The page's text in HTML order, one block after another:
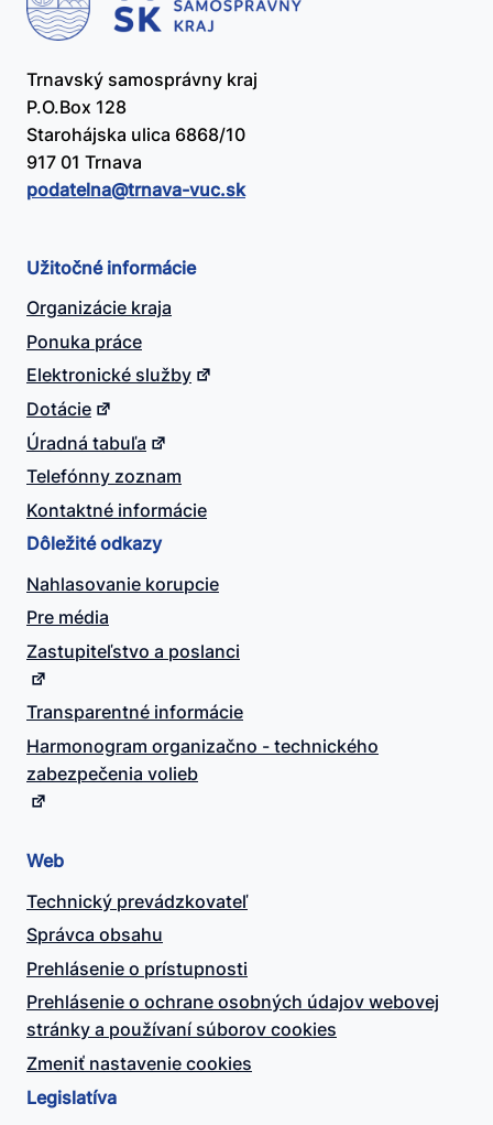
Trnavský samosprávny kraj
P.O.Box 128
Starohájska ulica 6868/10
917 01 Trnava
podatelna@​trnava-vuc.sk
Užitočné informácie
Organizácie kraja
Ponuka práce
Elektronické služby
Dotácie
Úradná tabuľa
Telefónny zoznam
Kontaktné informácie
Dôležité odkazy
Nahlasovanie korupcie
Pre média
Zastupiteľstvo a poslanci
Transparentné informácie
Harmonogram organizačno - technického
zabezpečenia volieb
Web
Technický prevádzkovateľ
Správca obsahu
Prehlásenie o prístupnosti
Prehlásenie o ochrane osobných údajov webovej
stránky a používaní súborov cookies
Zmeniť nastavenie cookies
Legislatíva